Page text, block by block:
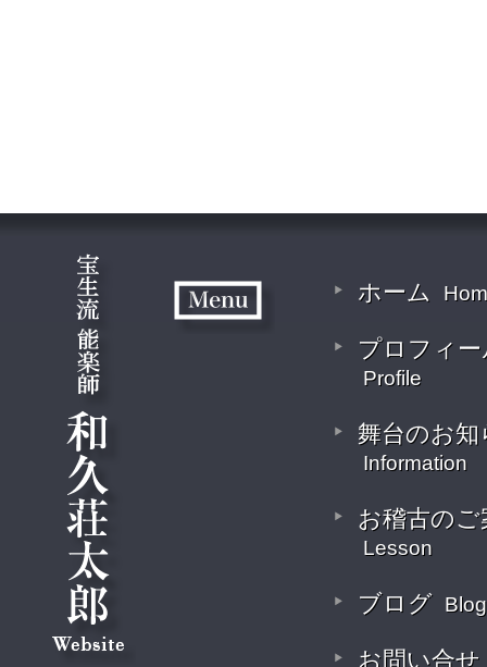
ホーム
プロフィー
Profile
舞台のお知
Information
お稽古のご
Lesson
ブログ Blog
お問い合せ